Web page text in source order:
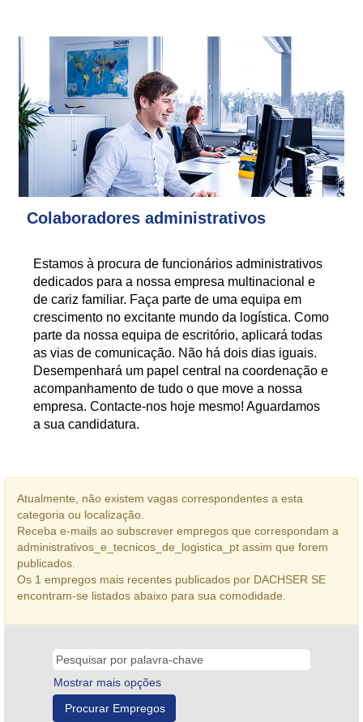
Colaboradores administrativos
Estamos à procura de funcionários administrativos
dedicados para a nossa empresa multinacional e
de cariz familiar. Faça parte de uma equipa em
crescimento no excitante mundo da logística. Como
parte da nossa equipa de escritório, aplicará todas
as vias de comunicação. Não há dois dias iguais.
Desempenhará um papel central na coordenação e
acompanhamento de tudo o que move a nossa
empresa. Contacte-nos hoje mesmo! Aguardamos
a sua candidatura.
Atualmente, não existem vagas correspondentes a esta
categoria ou localização.
Receba e-mails ao subscrever empregos que correspondam a
administrativos_e_tecnicos_de_logistica_pt assim que forem
publicados.
Os 1 empregos mais recentes publicados por DACHSER SE
encontram-se listados abaixo para sua comodidade.
Mostrar mais opções